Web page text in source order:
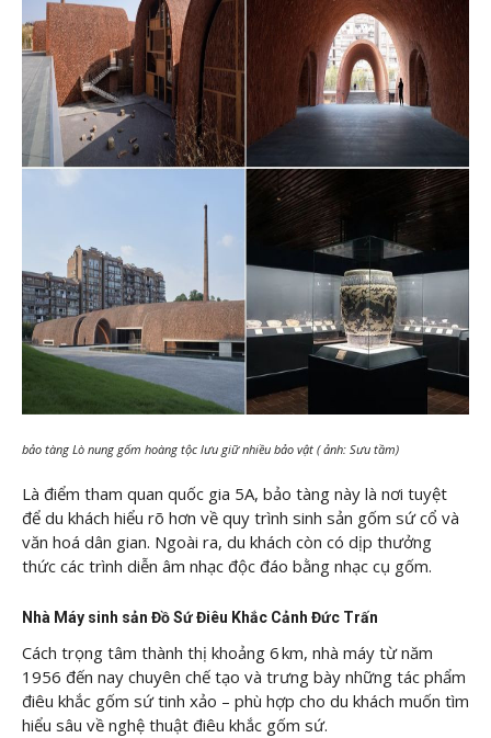
bảo tàng Lò nung gốm hoàng tộc lưu giữ nhiều bảo vật ( ảnh: Sưu tầm)
Là điểm tham quan quốc gia 5A, bảo tàng này là nơi tuyệt
để du khách hiểu rõ hơn về quy trình sinh sản gốm sứ cổ và
văn hoá dân gian. Ngoài ra, du khách còn có dịp thưởng
thức các trình diễn âm nhạc độc đáo bằng nhạc cụ gốm.
Nhà Máy sinh sản Đồ Sứ Điêu Khắc Cảnh Đức Trấn
Cách trọng tâm thành thị khoảng 6 km, nhà máy từ năm
1956 đến nay chuyên chế tạo và trưng bày những tác phẩm
điêu khắc gốm sứ tinh xảo – phù hợp cho du khách muốn tìm
hiểu sâu về nghệ thuật điêu khắc gốm sứ.